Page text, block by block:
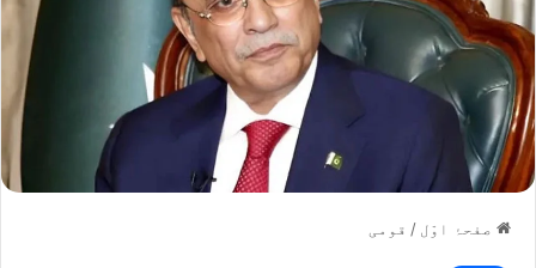
صفحۂ اوّل / قومی